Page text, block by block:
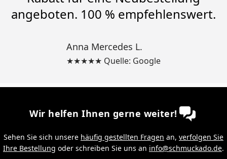
angeboten. 100 % empfehlenswert.
Anna Mercedes L.
★★★★★ Quelle: Google
Wir helfen Ihnen gerne weiter!
Sehen Sie sich unsere häufig gestellten Fragen an, verfolgen Sie
Ihre Bestellung oder schreiben Sie uns an info@schmuckado.de.